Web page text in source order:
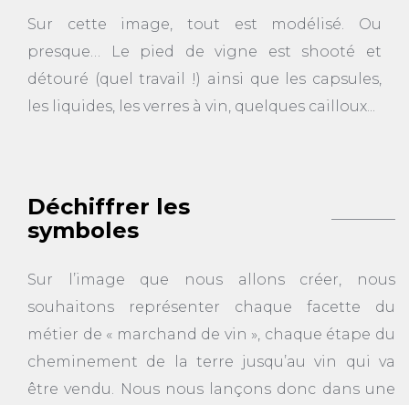
Sur cette image, tout est modélisé. Ou
presque… Le pied de vigne est shooté et
détouré (quel travail !) ainsi que les capsules,
les liquides, les verres à vin, quelques cailloux...
Déchiffrer les
symboles
Sur l’image que nous allons créer, nous
souhaitons représenter chaque facette du
métier de « marchand de vin », chaque étape du
cheminement de la terre jusqu’au vin qui va
être vendu. Nous nous lançons donc dans une